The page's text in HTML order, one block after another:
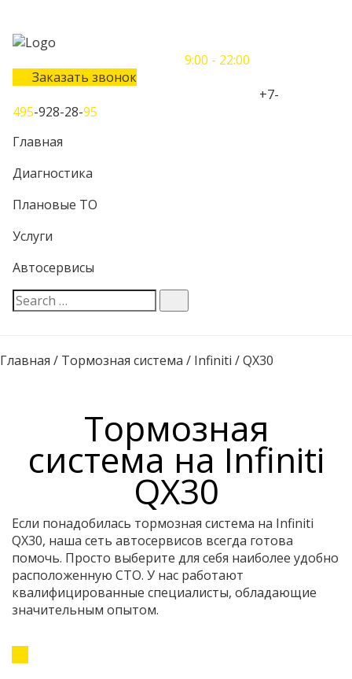
9:00 - 22:00
Заказать звонок
+7-
495-928-28-95
Главная
Диагностика
Плановые ТО
Услуги
Автосервисы
Главная / Тормозная система / Infiniti /QX30
Тормозная
система на Infiniti
QX30
Если понадобилась тормозная система на Infiniti
QX30, наша сеть автосервисов всегда готова
помочь. Просто выберите для себя наиболее удобно
расположенную СТО. У нас работают
квалифицированные специалисты, обладающие
значительным опытом.